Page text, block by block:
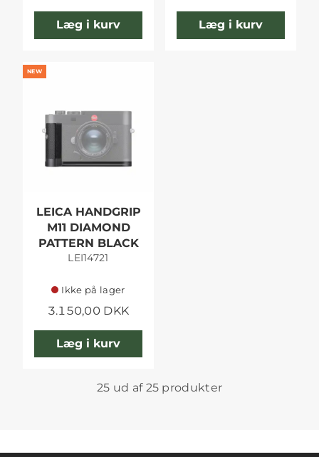
Læg i kurv Læg i kurv
NEW
LEICA HANDGRIP
M11 DIAMOND
PATTERN BLACK
LEI14721
Ikke på lager
3.150,00 DKK
Læg i kurv
25 ud af 25 produkter